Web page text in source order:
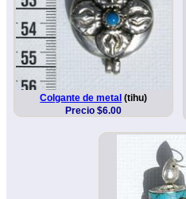
Colgante de metal (tihu)
Precio $6.00